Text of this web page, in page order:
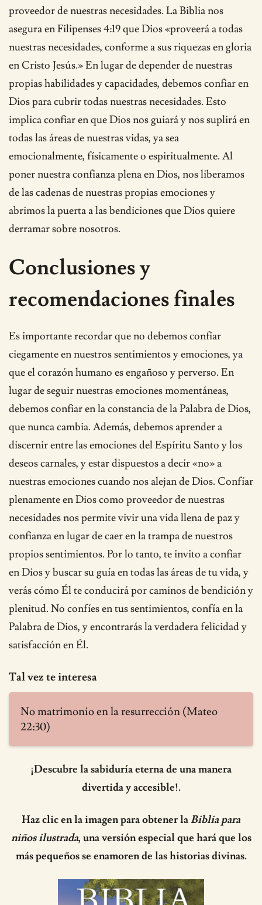
proveedor de nuestras necesidades. La Biblia nos
asegura en Filipenses 4:19 que Dios «proveerá a todas
nuestras necesidades, conforme a sus riquezas en gloria
en Cristo Jesús.» En lugar de depender de nuestras
propias habilidades y capacidades, debemos confiar en
Dios para cubrir todas nuestras necesidades. Esto
implica confiar en que Dios nos guiará y nos suplirá en
todas las áreas de nuestras vidas, ya sea
emocionalmente, físicamente o espiritualmente. Al
poner nuestra confianza plena en Dios, nos liberamos
de las cadenas de nuestras propias emociones y
abrimos la puerta a las bendiciones que Dios quiere
derramar sobre nosotros.
Conclusiones y
recomendaciones finales
Es importante recordar que no debemos confiar
ciegamente en nuestros sentimientos y emociones, ya
que el corazón humano es engañoso y perverso. En
lugar de seguir nuestras emociones momentáneas,
debemos confiar en la constancia de la Palabra de Dios,
que nunca cambia. Además, debemos aprender a
discernir entre las emociones del Espíritu Santo y los
deseos carnales, y estar dispuestos a decir «no» a
nuestras emociones cuando nos alejan de Dios. Confíar
plenamente en Dios como proveedor de nuestras
necesidades nos permite vivir una vida llena de paz y
confianza en lugar de caer en la trampa de nuestros
propios sentimientos. Por lo tanto, te invito a confiar
en Dios y buscar su guía en todas las áreas de tu vida, y
verás cómo Él te conducirá por caminos de bendición y
plenitud. No confíes en tus sentimientos, confía en la
Palabra de Dios, y encontrarás la verdadera felicidad y
satisfacción en Él.
Tal vez te interesa
No matrimonio en la resurrección (Mateo
22:30)
¡Descubre la sabiduría eterna de una manera
divertida y accesible!.
Haz clic en la imagen para obtener laBiblia para
niños ilustrada, una versión especial que hará que los
más pequeños se enamoren de las historias divinas.